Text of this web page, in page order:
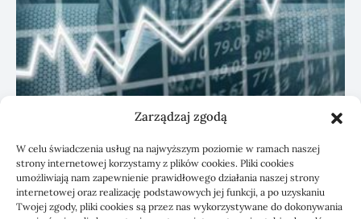
Zarządzaj zgodą
W celu świadczenia usług na najwyższym poziomie w ramach naszej
strony internetowej korzystamy z plików cookies. Pliki cookies
umożliwiają nam zapewnienie prawidłowego działania naszej strony
internetowej oraz realizację podstawowych jej funkcji, a po uzyskaniu
Twojej zgody, pliki cookies są przez nas wykorzystywane do dokonywania
KSeF: przygotowanie sp. z o.o. z biurem
rachunkowym